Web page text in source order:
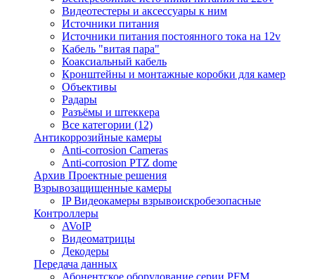
Видеотестеры и аксессуары к ним
Источники питания
Источники питания постоянного тока на 12v
Кабель "витая пара"
Коаксиальный кабель
Кронштейны и монтажные коробки для камер
Объективы
Радары
Разъёмы и штеккера
Все категории (12)
Антикоррозийные камеры
Anti-corrosion Cameras
Anti-corrosion PTZ dome
Архив Проектные решения
Взрывозащищенные камеры
IP Видеокамеры взрывоискробезопасные
Контроллеры
AVoIP
Видеоматрицы
Декодеры
Передача данных
Абонентское оборудование серии PFM